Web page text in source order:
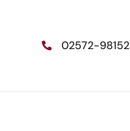
02572-98152